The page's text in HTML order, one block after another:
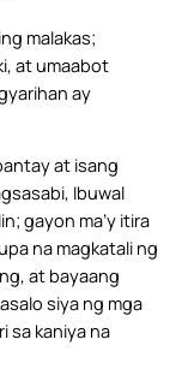
malakas;
at umaabot
ay
at isang
Ibuwal
gayon ma’y itira
na magkatali ng
at bayaang
siya ng mga
sa kaniya na